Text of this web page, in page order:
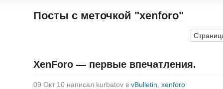
Посты с меточкой "xenforo"
XenForo — первые впечатления.
09 Окт 10 написал kurbatov вvBulletin ,xenforo